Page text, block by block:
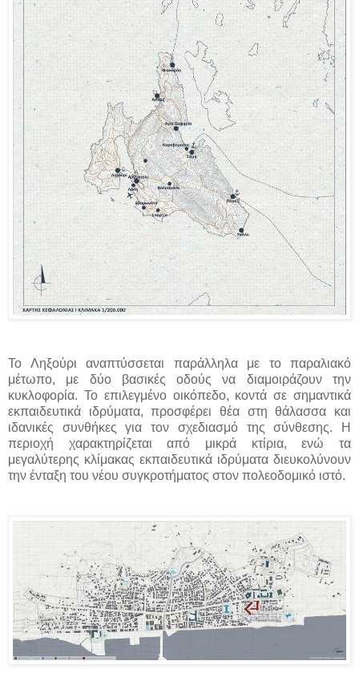
Το Ληξούρι αναπτύσσεται παράλληλα με το παραλιακό
μέτωπο, με δύο βασικές οδούς να διαμοιράζουν την
κυκλοφορία. Το επιλεγμένο οικόπεδο, κοντά σε σημαντικά
εκπαιδευτικά ιδρύματα, προσφέρει θέα στη θάλασσα και
ιδανικές συνθήκες για τον σχεδιασμό της σύνθεσης. Η
περιοχή χαρακτηρίζεται από μικρά κτίρια, ενώ τα
μεγαλύτερης κλίμακας εκπαιδευτικά ιδρύματα διευκολύνουν
την ένταξη του νέου συγκροτήματος στον πολεοδομικό ιστό.